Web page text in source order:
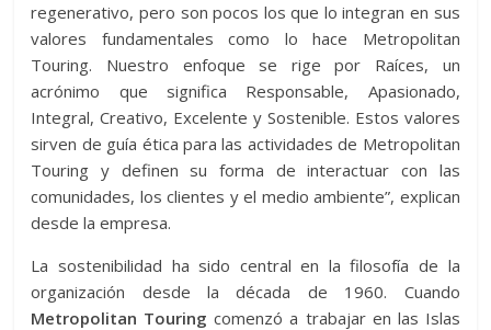
regenerativo, pero son pocos los que lo integran en sus
valores fundamentales como lo hace Metropolitan
Touring. Nuestro enfoque se rige por Raíces, un
acrónimo que significa Responsable, Apasionado,
Integral, Creativo, Excelente y Sostenible. Estos valores
sirven de guía ética para las actividades de Metropolitan
Touring y definen su forma de interactuar con las
comunidades, los clientes y el medio ambiente”, explican
desde la empresa.
La sostenibilidad ha sido central en la filosofía de la
organización desde la década de 1960. Cuando
Metropolitan Touring comenzó a trabajar en las Islas